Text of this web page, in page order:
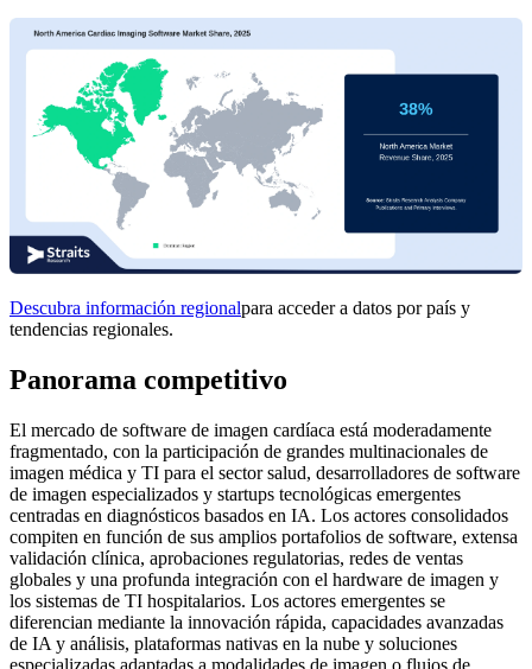
Descubra información regionalpara acceder a datos por país y
tendencias regionales.
Panorama competitivo
El mercado de software de imagen cardíaca está moderadamente
fragmentado, con la participación de grandes multinacionales de
imagen médica y TI para el sector salud, desarrolladores de software
de imagen especializados y startups tecnológicas emergentes
centradas en diagnósticos basados ​​en IA. Los actores consolidados
compiten en función de sus amplios portafolios de software, extensa
validación clínica, aprobaciones regulatorias, redes de ventas
globales y una profunda integración con el hardware de imagen y
los sistemas de TI hospitalarios. Los actores emergentes se
diferencian mediante la innovación rápida, capacidades avanzadas
de IA y análisis, plataformas nativas en la nube y soluciones
especializadas adaptadas a modalidades de imagen o flujos de